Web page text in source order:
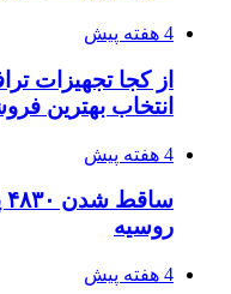
4 هفته پیش
از کجا تجهیزات
انتخاب بهترین
4 هفته پیش
روسیه
4 هفته پیش